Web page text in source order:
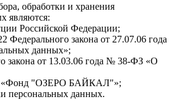
обработки и хранения
являются:
Российской Федерации;
Федерального закона от 27.07.06 года
данных»;
закона от 13.03.06 года № 38-ФЗ «О
«Фонд "ОЗЕРО БАЙКАЛ"»;
персональных данных.